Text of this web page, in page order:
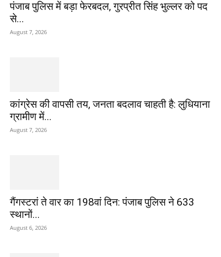
पंजाब पुलिस में बड़ा फेरबदल, गुरप्रीत सिंह भुल्लर को पद
से...
August 7, 2026
कांग्रेस की वापसी तय, जनता बदलाव चाहती है: लुधियाना
ग्रामीण में...
August 7, 2026
गैंगस्टरां ते वार का 198वां दिन: पंजाब पुलिस ने 633
स्थानों...
August 6, 2026